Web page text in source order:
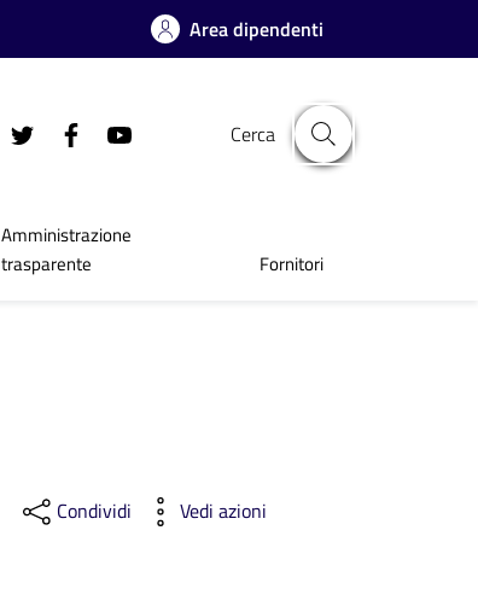
Area dipendenti
Cerca
Amministrazione
trasparente
Fornitori
Condividi Vedi azioni